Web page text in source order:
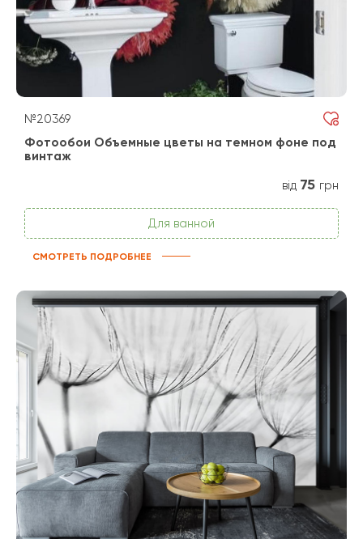
№20369
Фотообои Объемные цветы на темном фоне под
винтаж
від 75 грн
Для ванной
СМОТРЕТЬ ПОДРОБНЕЕ